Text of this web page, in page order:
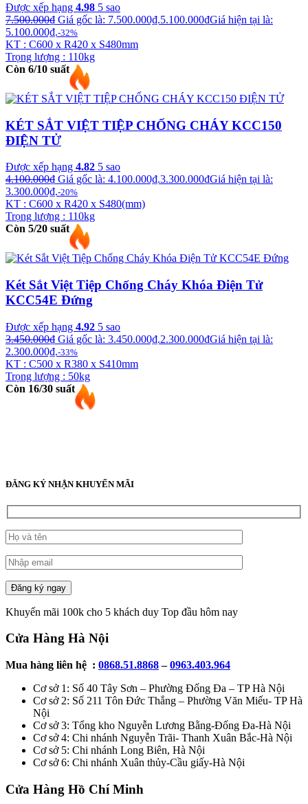
Được xếp hạng 4.98 5 sao
7.500.000₫ Giá gốc là: 7.500.000₫.5.100.000₫Giá hiện tại là:
5.100.000₫.-32%
KT : C600 x R420 x S480mm
Trọng lượng : 110kg
Còn 6/10 suất
KÉT SẮT VIỆT TIỆP CHỐNG CHÁY KCC150
ĐIỆN TỬ
Được xếp hạng 4.82 5 sao
4.100.000₫ Giá gốc là: 4.100.000₫.3.300.000₫Giá hiện tại là:
3.300.000₫.-20%
KT : C600 x R420 x S480(mm)
Trọng lượng : 110kg
Còn 5/20 suất
Két Sắt Việt Tiệp Chống Cháy Khóa Điện Tử
KCC54E Đứng
Được xếp hạng 4.92 5 sao
3.450.000₫ Giá gốc là: 3.450.000₫.2.300.000₫Giá hiện tại là:
2.300.000₫.-33%
KT : C500 x R380 x S410mm
Trọng lượng : 50kg
Còn 16/30 suất
ĐĂNG KÝ NHẬN KHUYẾN MÃI
Đăng ký ngay
Khuyến mãi 100k cho 5 khách duy Top đầu hôm nay
Cửa Hàng Hà Nội
Mua hàng liên hệ : 0868.51.8868–0963.403.964
Cơ sở 1: Số 40 Tây Sơn – Phường Đống Đa – TP Hà Nội
Cơ sở 2: Số 211 Tôn Đức Thắng – Phường Văn Miếu- TP Hà
Nội
Cơ sở 3: Tổng kho Nguyễn Lương Bằng-Đống Đa-Hà Nội
Cơ sở 4: Chi nhánh Nguyễn Trãi- Thanh Xuân Bắc-Hà Nội
Cơ sở 5: Chi nhánh Long Biên, Hà Nội
Cơ sở 6: Chi nhánh Xuân thủy-Cầu giấy-Hà Nội
Cửa Hàng Hồ Chí Minh